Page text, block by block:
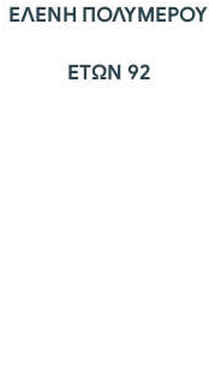
ΕΛΕΝΗ ΠΟΛΥΜΕΡΟΥ
ΕΤΩΝ 92